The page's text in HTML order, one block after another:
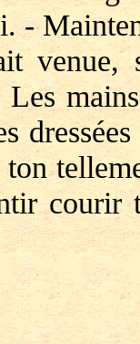
-
courir